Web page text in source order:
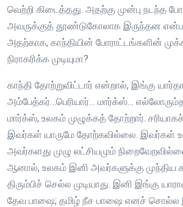
வெற்றி கிடைத்தது. அதற்கு முன்பு நடந்த
அவருக்குத் தூண்டுகோலாக இருந்தன
அதற்காக, காந்தியின் போராட்டங்களின்
நிராகரிக்க முடியுமா?
காந்தி தோற்றுவிட்டார் என்றால், இங்கு
அம்பேத்கர்…பெரியார்… மார்க்ஸ்…
மார்க்ஸ், உலகம் முழுக்கத் தோற்றார்.
இவர்கள் யாருமே தோற்கவில்லை. இவர்கள்
அவர்களது முழு லட்சியமும்
ஆனால், உலகம் இனி அவர்களுக்கு முந்திய
திரும்பிச் செல்ல முடியாது. இனி இங்கு
தேவ பாஷை; தமிழ் நீச பாஷை எனச் சொல்ல